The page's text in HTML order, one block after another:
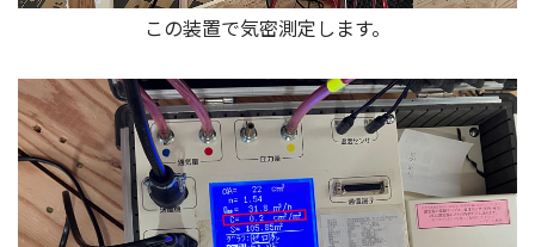
この装置で気密測定します。